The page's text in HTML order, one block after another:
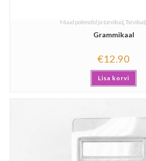
Muud pakendid ja tarvikud, Tarvikud,
Grammikaal
€12.90
Lisa korvi